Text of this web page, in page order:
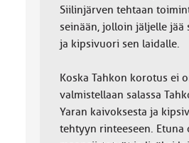
Siilinjärven tehtaan
seinään, jolloin jäljelle jää
ja kipsivuori sen laidalle.
Koska Tahkon korotus ei
valmistellaan salassa
Yaran kaivoksesta ja
tehtyyn rinteeseen. Etuna